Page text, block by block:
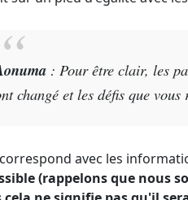
: Pour être clair, les
changé et les défis que
avec les
(rappelons que nous